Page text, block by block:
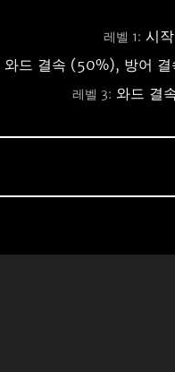
레벨 1: 시
와드 결속 (50%), 방어
레벨 3: 와드 결